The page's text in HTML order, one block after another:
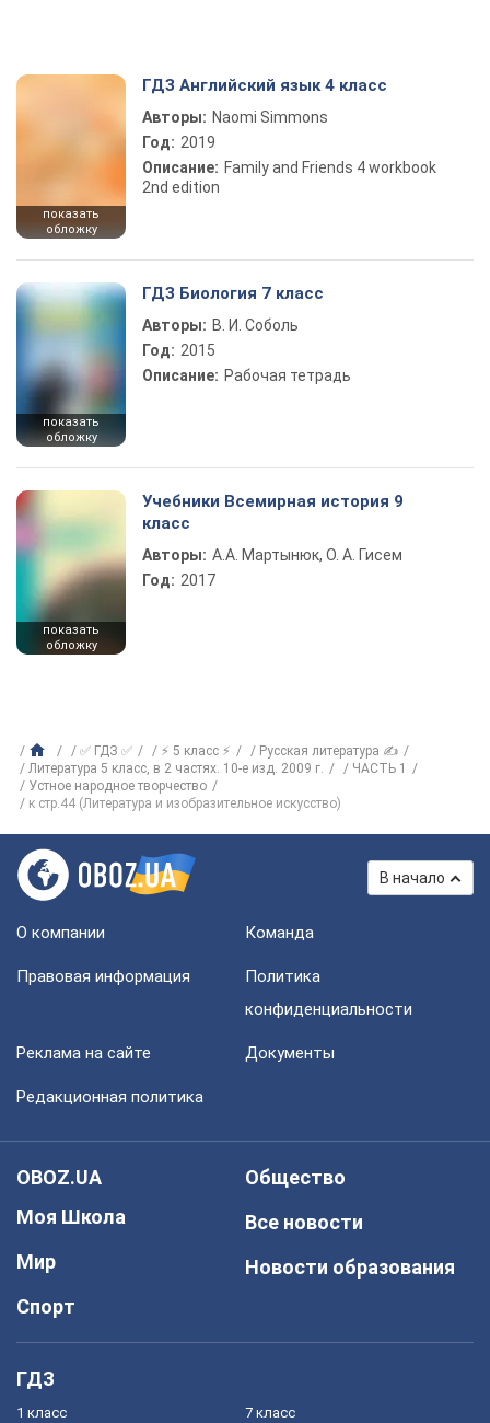
показать
обложку
ГДЗ Английский язык 4 класс
Авторы: Naomi Simmons
Год: 2019
Описание: Family and Friends 4 workbook
2nd edition
показать
обложку
ГДЗ Биология 7 класс
Авторы: В. И. Соболь
Год: 2015
Описание: Рабочая тетрадь
показать
обложку
Учебники Всемирная история 9
класс
Авторы: А.А. Мартынюк, О. А. Гисем
Год: 2017
✅ ГДЗ ✅ ⚡ 5 класс ⚡
Русская литература ✍
Литература 5 класс, в 2 частях. 10-е изд. 2009 г.
ЧАСТЬ 1
Устное народное творчество
к стр.44 (Литература и изобразительное искусство)
В начало
О компании Команда
Правовая информация
Политика
конфиденциальности
Реклама на сайте Документы
Редакционная политика
OBOZ.UA
Моя Школа
Мир
Спорт
Общество
Все новости
Новости образования
ГДЗ
1 класс 7 класс